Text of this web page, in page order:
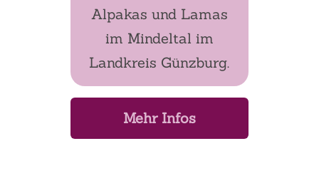
Alpakas und Lamas
im Mindeltal im
Landkreis Günzburg.
Mehr Infos